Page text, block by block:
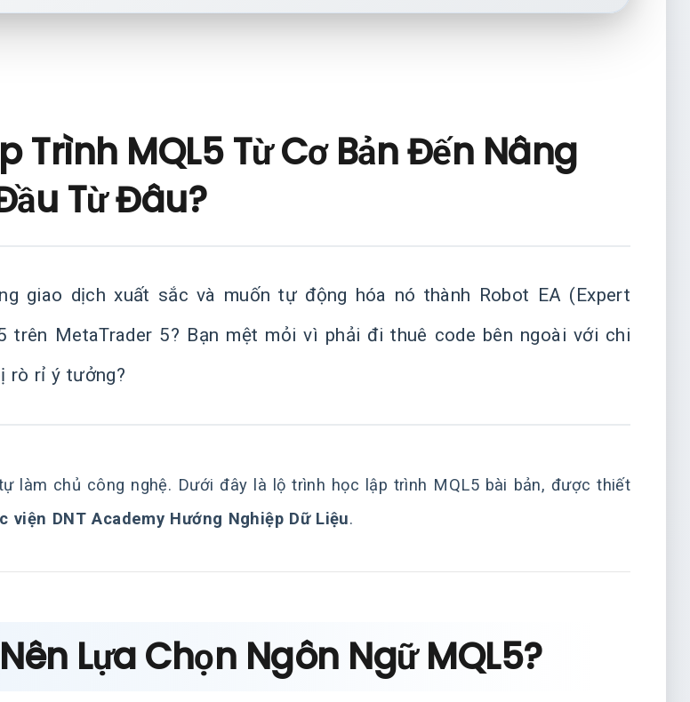
Trình MQL5 Từ Cơ Bản Đến Nâng
Từ Đâu?
giao dịch xuất sắc và muốn tự động hóa nó thành Robot EA (Expert
trên MetaTrader 5? Bạn mệt mỏi vì phải đi thuê code bên ngoài với chi
rò rỉ ý tưởng?
làm chủ công nghệ. Dưới đây là lộ trình học lập trình MQL5 bài bản, được thiết
viện DNT Academy Hướng Nghiệp Dữ Liệu.
Nên Lựa Chọn Ngôn Ngữ MQL5?